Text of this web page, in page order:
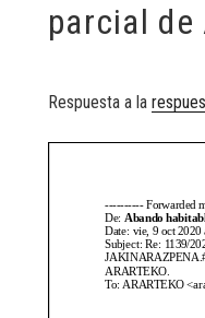
parcial de
Respuesta a la